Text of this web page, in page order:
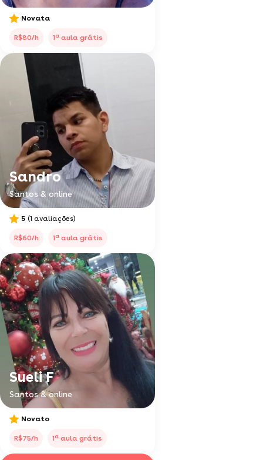
Novata
R$80/h 1a aula grátis
Sandro
Santos & online
5 (1 avaliações)
R$60/h 1a aula grátis
Sueli F
Santos & online
Novato
R$75/h 1a aula grátis